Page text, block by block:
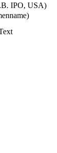
IPO, USA)